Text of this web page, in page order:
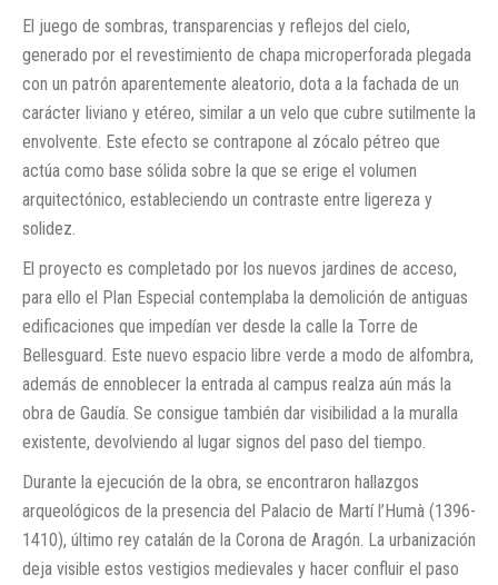
El juego de sombras, transparencias y reflejos del cielo,
generado por el revestimiento de chapa microperforada plegada
con un patrón aparentemente aleatorio, dota a la fachada de un
carácter liviano y etéreo, similar a un velo que cubre sutilmente la
envolvente. Este efecto se contrapone al zócalo pétreo que
actúa como base sólida sobre la que se erige el volumen
arquitectónico, estableciendo un contraste entre ligereza y
solidez.
El proyecto es completado por los nuevos jardines de acceso,
para ello el Plan Especial contemplaba la demolición de antiguas
edificaciones que impedían ver desde la calle la Torre de
Bellesguard. Este nuevo espacio libre verde a modo de alfombra,
además de ennoblecer la entrada al campus realza aún más la
obra de Gaudía. Se consigue también dar visibilidad a la muralla
existente, devolviendo al lugar signos del paso del tiempo.
Durante la ejecución de la obra, se encontraron hallazgos
arqueológicos de la presencia del Palacio de Martí l’Humà (1396-
1410), último rey catalán de la Corona de Aragón. La urbanización
deja visible estos vestigios medievales y hacer confluir el paso